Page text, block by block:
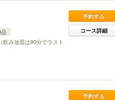
み放題は90分でラスト
予約する
コース詳細
予約する